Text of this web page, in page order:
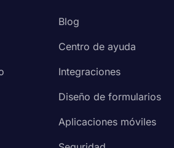
Blog
Centro de ayuda
Integraciones
Diseño de formularios
Aplicaciones móviles